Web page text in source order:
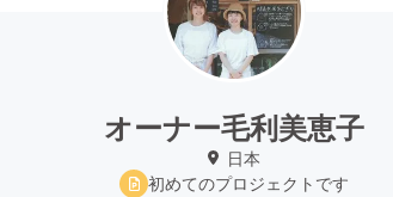
オーナー毛利美恵子
日本
初めてのプロジェクトです